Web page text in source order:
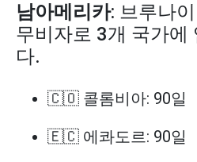
남아메리카: 브루나
무비자로 3개 국가에
다.
🇨🇴 콜롬비아: 90일
🇪🇨 에콰도르: 90일